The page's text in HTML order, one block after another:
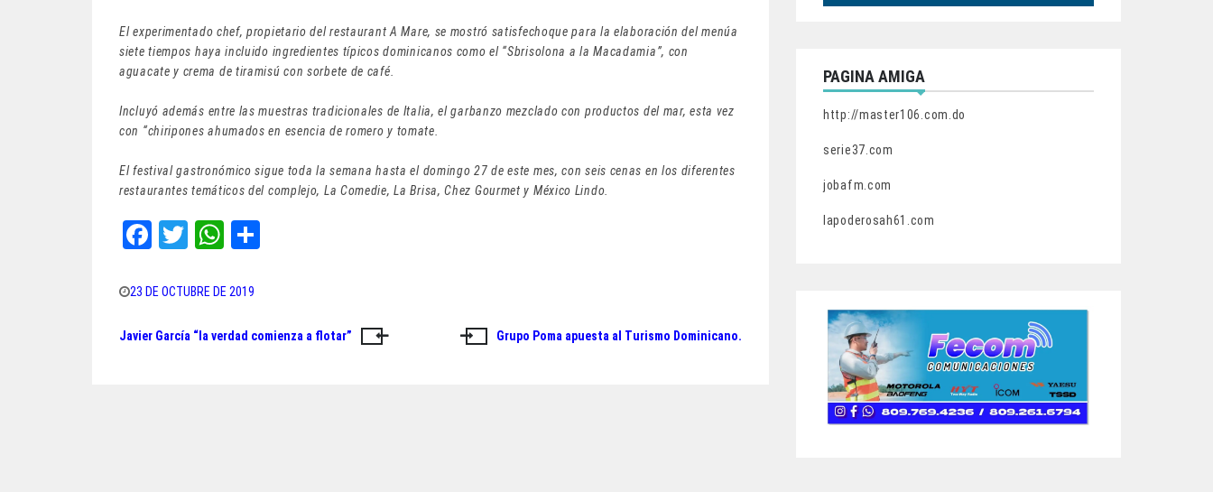
El experimentado chef, propietario del restaurant A Mare, se mostró satisfechoque para la elaboración del menúa
siete tiempos haya incluido ingredientes típicos dominicanos como el “Sbrisolona a la Macadamia”, con
aguacate y crema de tiramisú con sorbete de café.
Incluyó además entre las muestras tradicionales de Italia, el garbanzo mezclado con productos del mar, esta vez
con “chiripones ahumados en esencia de romero y tomate.
El festival gastronómico sigue toda la semana hasta el domingo 27 de este mes, con seis cenas en los diferentes
restaurantes temáticos del complejo, La Comedie, La Brisa, Chez Gourmet y México Lindo.
Fa
bo
ok
T
tt
er
W
ts
A
pp
23 DE OCTUBRE DE 2019
Navegación
Javier García “la verdad comienza a flotar” Grupo Poma apuesta al Turismo Dominicano.
PAGINA AMIGA
http://master106.com.do
serie37.com
jobafm.com
lapoderosah61.com